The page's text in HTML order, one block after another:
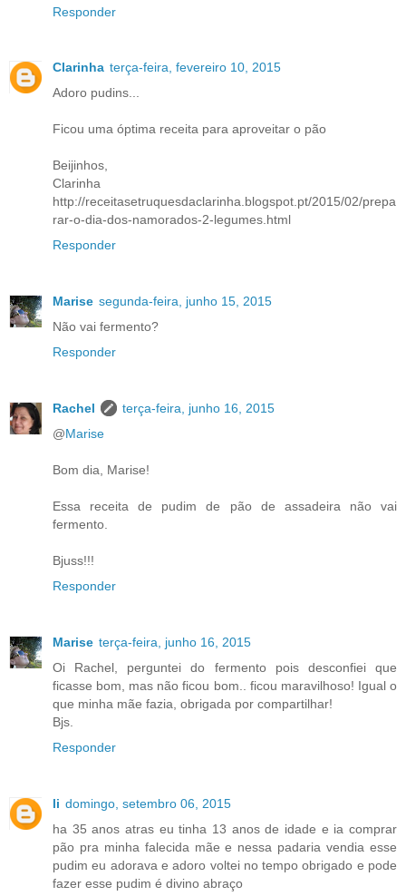
Responder
Clarinha terça-feira, fevereiro 10, 2015
Adoro pudins...
Ficou uma óptima receita para aproveitar o pão
Beijinhos,
Clarinha
http://receitasetruquesdaclarinha.blogspot.pt/2015/02/prepa
rar-o-dia-dos-namorados-2-legumes.html
Responder
Marise segunda-feira, junho 15, 2015
Não vai fermento?
Responder
Rachel
terça-feira, junho 16, 2015
@Marise
Bom dia, Marise!
Essa receita de pudim de pão de assadeira não vai
fermento.
Bjuss!!!
Responder
Marise terça-feira, junho 16, 2015
Oi Rachel, perguntei do fermento pois desconfiei que
ficasse bom, mas não ficou bom.. ficou maravilhoso! Igual o
que minha mãe fazia, obrigada por compartilhar!
Bjs.
Responder
li domingo, setembro 06, 2015
ha 35 anos atras eu tinha 13 anos de idade e ia comprar
pão pra minha falecida mãe e nessa padaria vendia esse
pudim eu adorava e adoro voltei no tempo obrigado e pode
fazer esse pudim é divino abraço